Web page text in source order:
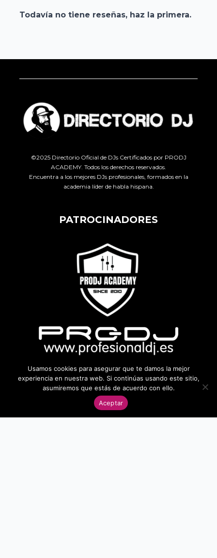
Todavía no tiene reseñas, haz la primera.
©2025 Directorio Oficial de DJs Certificados por PRODJ
ACADEMY. Todos los derechos reservados.
Encuentra a los mejores DJs profesionales, formados en la
academia líder de habla hispana.
PATROCINADORES
Usamos cookies para asegurar que te damos la mejor
experiencia en nuestra web. Si continúas usando este sitio,
asumiremos que estás de acuerdo con ello.
Aceptar